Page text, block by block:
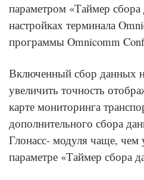
параметром «Таймер
настройках терминала
программы Omnicomm
Включенный сбор данных
увеличить точность
карте мониторинга
дополнительного сбора
Глонасс- модуля чаще, чем
параметре «Таймер сбора